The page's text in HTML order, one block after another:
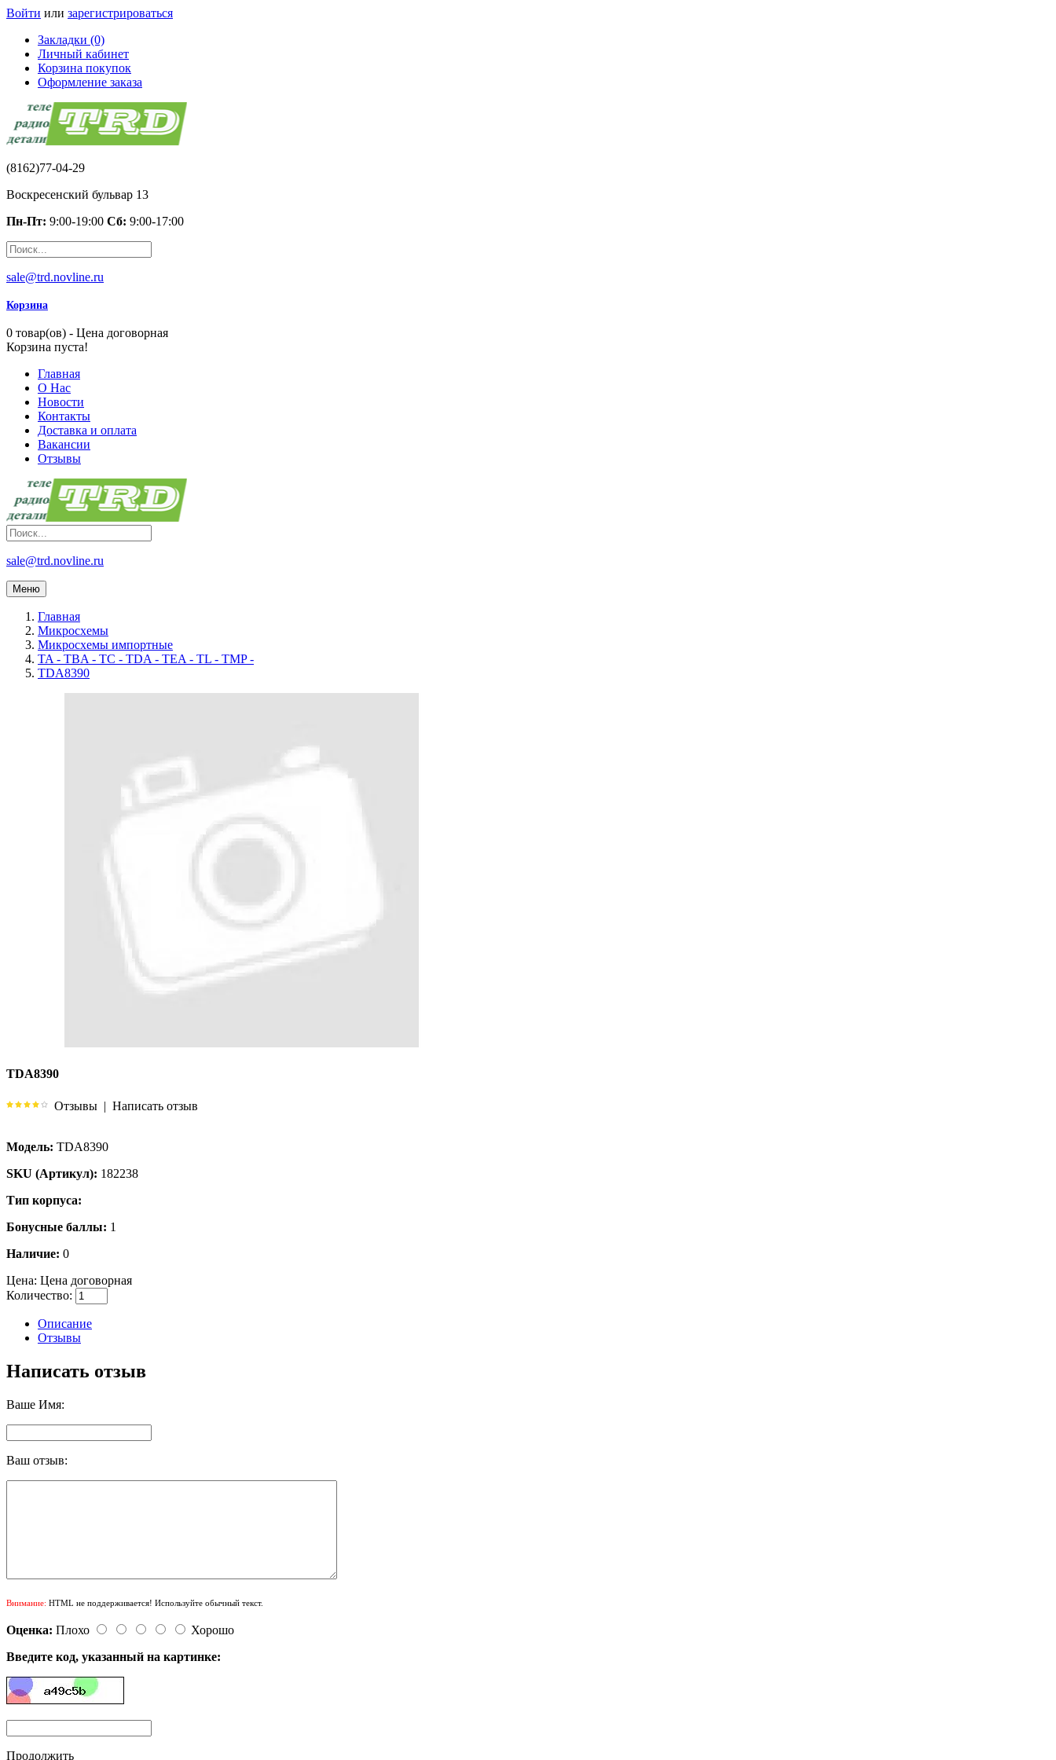
Войти или зарегистрироваться
Закладки (0)
Личный кабинет
Корзина покупок
Оформление заказа
(8162)77-04-29
Воскресенский бульвар 13
Пн-Пт: 9:00-19:00 Сб: 9:00-17:00
sale@trd.novline.ru
Корзина
0 товар(ов) - Цена договорная
Корзина пуста!
Главная
О Нас
Новости
Контакты
Доставка и оплата
Вакансии
Отзывы
sale@trd.novline.ru
Меню
Главная
Микросхемы
Микросхемы импортные
TA - TBA - TC - TDA - TEA - TL - TMP -
TDA8390
TDA8390
Отзывы | Написать отзыв
Модель: TDA8390
SKU (Артикул): 182238
Тип корпуса:
Бонусные баллы: 1
Наличие: 0
Цена: Цена договорная
Количество:
Описание
Отзывы
Написать отзыв
Ваше Имя:
Ваш отзыв:
Внимание: HTML не поддерживается! Используйте обычный текст.
Оценка: Плохо
Хорошо
Введите код, указанный на картинке:
Продолжить